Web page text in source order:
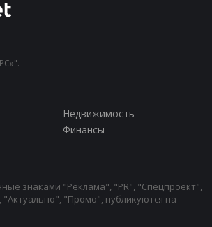
Недвижимость
Финансы
знаками "Реклама", "PR", "Спецпроект",
"Промо", публикуются на